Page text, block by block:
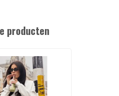
producten